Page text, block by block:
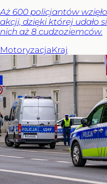
Aż 600 policjantów
akcji, dzięki której udało
nich aż 8 cudzoziemców.
MotoryzacjaKraj